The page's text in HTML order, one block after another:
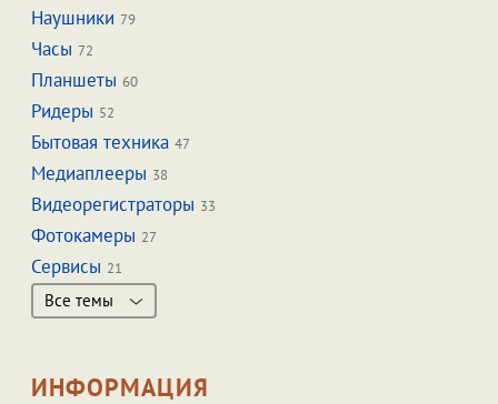
Наушники 79
Часы 72
Планшеты 60
Ридеры 52
Бытовая техника 47
Медиаплееры 38
Видеорегистраторы 33
Фотокамеры 27
Сервисы 21
Все темы
ИНФОРМАЦИЯ